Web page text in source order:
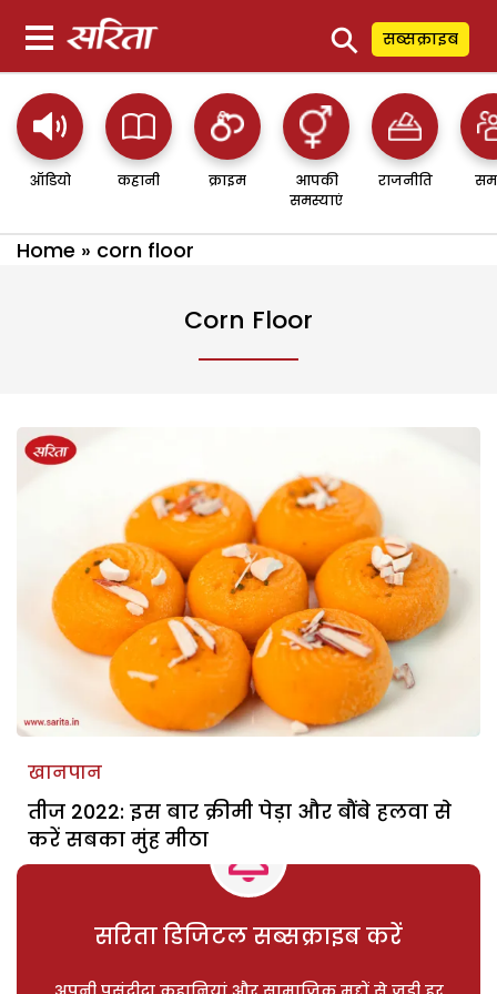
⚲ सब्सक्राइब
ऑडियो कहानी क्राइम
आपकी
समस्याएं
राजनीति
Home » corn floor
Corn Floor
खानपान
तीज 2022: इस बार क्रीमी पेड़ा और बौंबे हलवा से
करें सबका मुंह मीठा
सरिता डिजिटल सब्सक्राइब करें